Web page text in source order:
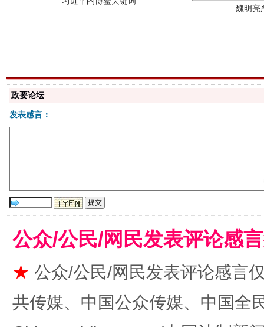
生
揭批美国五大"原罪" "炒
政要论坛
发表感言：
公众/公民/网民发表评论感
★ 公众/公民/网民发表评论感言
共传媒、中国公众传媒、中国全